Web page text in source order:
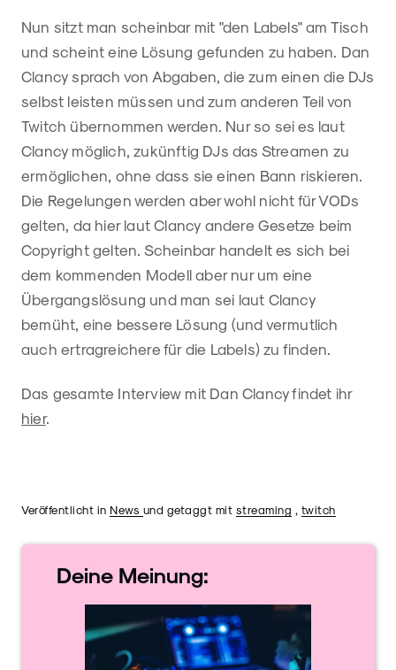
Nun sitzt man scheinbar mit "den Labels" am Tisch
und scheint eine Lösung gefunden zu haben. Dan
Clancy sprach von Abgaben, die zum einen die DJs
selbst leisten müssen und zum anderen Teil von
Twitch übernommen werden. Nur so sei es laut
Clancy möglich, zukünftig DJs das Streamen zu
ermöglichen, ohne dass sie einen Bann riskieren.
Die Regelungen werden aber wohl nicht für VODs
gelten, da hier laut Clancy andere Gesetze beim
Copyright gelten. Scheinbar handelt es sich bei
dem kommenden Modell aber nur um eine
Übergangslösung und man sei laut Clancy
bemüht, eine bessere Lösung (und vermutlich
auch ertragreichere für die Labels) zu finden.
Das gesamte Interview mit Dan Clancy findet ihr
hier.
Veröffentlicht in News und getaggt mit streaming twitch
Deine Meinung: